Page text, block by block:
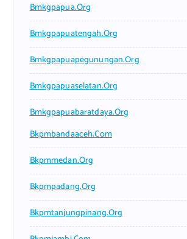
Bmkgpapua.org
Bmkgpapuatengah.org
Bmkgpapuapegunungan.org
Bmkgpapuaselatan.org
Bmkgpapuabaratdaya.org
Bkpmbandaaceh.com
Bkpmmedan.org
Bkpmpadang.org
Bkpmtanjungpinang.org